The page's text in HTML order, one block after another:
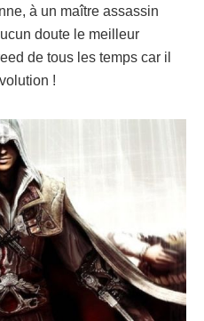
à un maître assassin
doute le meilleur
de tous les temps car il
!